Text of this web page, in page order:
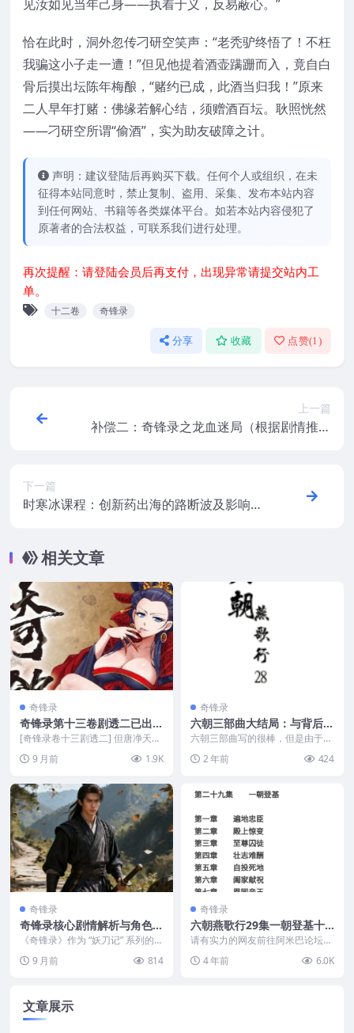
见汝如见当年己身——执着于义，反易蔽心。”
恰在此时，洞外忽传刁研空笑声：“老秃驴终悟了！不枉
我骗这小子走一遭！”但见他提着酒壶蹒跚而入，竟自白
骨后摸出坛陈年梅酿，“赌约已成，此酒当归我！”原来
二人早年打赌：佛缘若解心结，须赠酒百坛。耿照恍然
——刁研空所谓“偷酒”，实为助友破障之计。
声明：建议登陆后再购买下载。任何个人或组织，在未
征得本站同意时，禁止复制、盗用、采集、发布本站内容
到任何网站、书籍等各类媒体平台。如若本站内容侵犯了
原著者的合法权益，可联系我们进行处理。
再次提醒：请登陆会员后再支付，出现异常请提交站内工
单。
十二卷 奇锋录
分享 收藏 点赞(1 )
上一篇
补偿二：奇锋录之龙血迷局（根据剧情推演
下一篇
时寒冰课程：创新药出海的路断波及影响分
相关文章
奇锋录
奇锋录第十三卷剧透二已出，
即将发出13集epub
[奇锋录卷十三剧透二] 但唐净天连
掌後被馀劲震退，...
9 月前 1.9K
奇锋录
六朝三部曲大结局：与背后大
boss永王的大决战
六朝三部曲写的很棒，但是由于众
结局，下面是网友续写...
2 年前 424
奇锋录
奇锋录核心剧情解析与角色争
议的作品脉络评论
《奇锋录》作为 “妖刀记” 系列的续
感线” ...
9 月前 814
奇锋录
六朝燕歌行29集一朝登基十
九号冲刺及epub下载
请有实力的网友前往阿米巴论坛官
更新越快。其他网友请...
4 年前 6.0K
文章展示